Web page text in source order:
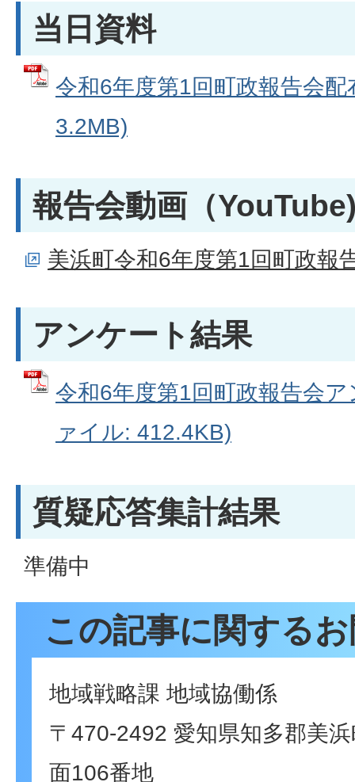
当日資料
令和6年度第1回町政報告会
3.2MB)
報告会動画（
美浜町令和6年度第1回町政報
アンケート結果
令和6年度第1回町政報告会
ァイル: 412.4KB)
質疑応答集計結果
準備中
この記事に関する
地域戦略課 地域協働係
〒470-2492 愛知県知多郡美
面106番地